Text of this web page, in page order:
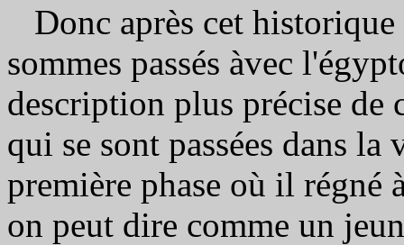
Donc après cet
sommes passés àvec
description plus précise de
qui se sont passées dans
première phase où il régné
on peut dire comme un